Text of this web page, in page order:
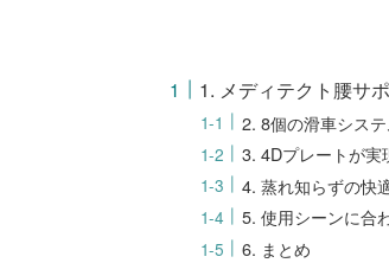
1. メディテクト腰サ
2. 8個の滑車シス
3. 4Dプレートが
4. 蒸れ知らずの快
5. 使用シーンに合
6. まとめ